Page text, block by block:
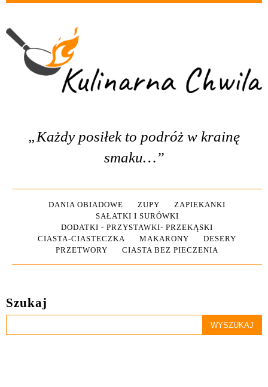
„Każdy posiłek to podróż w krainę
smaku…”
DANIA OBIADOWE ZUPY
ZAPIEKANKI
SAŁATKI I SURÓWKI
DODATKI - PRZYSTAWKI- PRZEKĄSKI
CIASTA-CIASTECZKA
MAKARONY
DESERY
PRZETWORY
CIASTA BEZ PIECZENIA
Szukaj